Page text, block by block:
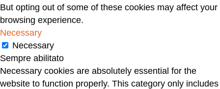
But opting out of some of these cookies may affect your
browsing experience.
Necessary
Necessary
Sempre abilitato
Necessary cookies are absolutely essential for the
website to function properly. This category only includes